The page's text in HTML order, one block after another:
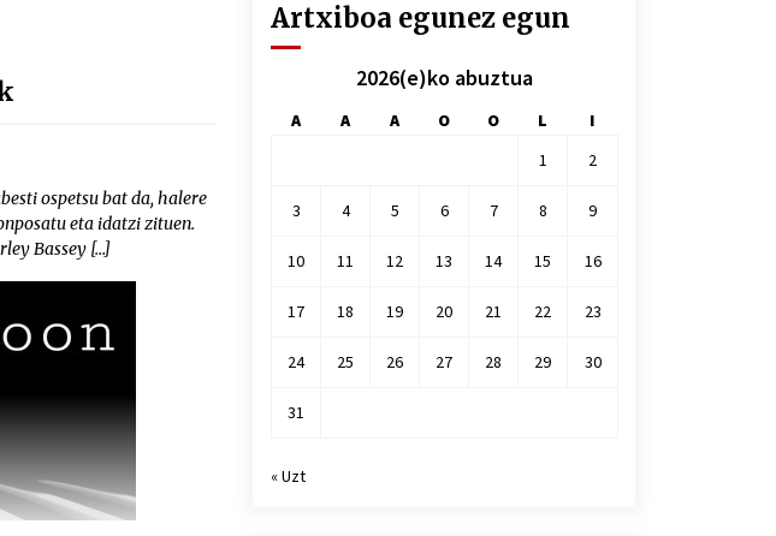
ospetsu bat da, halere
eta idatzi zituen.
Bassey […]
Artxiboa egunez egun
2026(e)ko abuztua
A A A O O L
I
1
2
3 4 5 6 7 8 9
10 11 12 13 14 15 16
17 18 19 20 21 22 23
24 25 26 27 28 29 30
31
« Uzt